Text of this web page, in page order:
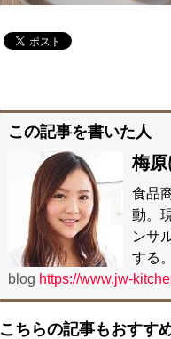
この記事を書いた人
梅
食品
動。
ンサ
する。
blog https://www.jw-
こちらの記事もおすす